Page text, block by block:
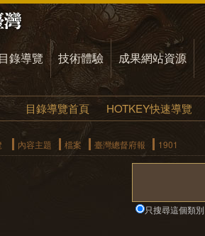
目錄導覽 技術體驗 成果網站資源
目錄導覽首頁 HOTKEY快速導覽
內容主題 檔案 臺灣總督府報 1901
只搜尋這個類別